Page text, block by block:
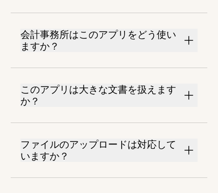
会計事務所はこのアプリをどう使い
ますか？
このアプリは大きな文書を扱えます
か？
ファイルのアップロードは対応して
いますか？